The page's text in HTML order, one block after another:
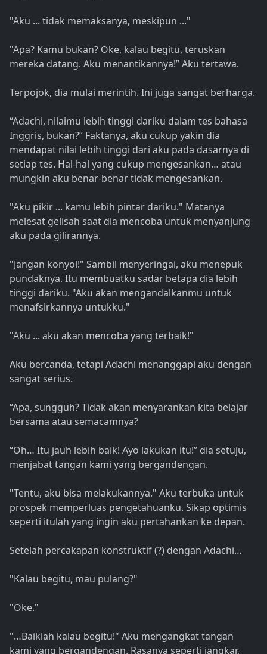
"Aku ... tidak memaksanya, meskipun ..."
"Apa? Kamu bukan? Oke, kalau begitu, teruskan
mereka datang. Aku menantikannya!” Aku tertawa.
Terpojok, dia mulai merintih. Ini juga sangat berharga.
“Adachi, nilaimu lebih tinggi dariku dalam tes bahasa
Inggris, bukan?” Faktanya, aku cukup yakin dia
mendapat nilai lebih tinggi dari aku pada dasarnya di
setiap tes. Hal-hal yang cukup mengesankan… atau
mungkin aku benar-benar tidak mengesankan.
"Aku pikir ... kamu lebih pintar dariku." Matanya
melesat gelisah saat dia mencoba untuk menyanjung
aku pada gilirannya.
"Jangan konyol!" Sambil menyeringai, aku menepuk
pundaknya. Itu membuatku sadar betapa dia lebih
tinggi dariku. "Aku akan mengandalkanmu untuk
menafsirkannya untukku."
"Aku ... aku akan mencoba yang terbaik!"
Aku bercanda, tetapi Adachi menanggapi aku dengan
sangat serius.
“Apa, sungguh? Tidak akan menyarankan kita belajar
bersama atau semacamnya?
“Oh… Itu jauh lebih baik! Ayo lakukan itu!” dia setuju,
menjabat tangan kami yang bergandengan.
"Tentu, aku bisa melakukannya." Aku terbuka untuk
prospek memperluas pengetahuanku. Sikap optimis
seperti itulah yang ingin aku pertahankan ke depan.
Setelah percakapan konstruktif (?) dengan Adachi…
"Kalau begitu, mau pulang?"
"Oke."
"…Baiklah kalau begitu!" Aku mengangkat tangan
kami yang bergandengan. Rasanya seperti jangkar,